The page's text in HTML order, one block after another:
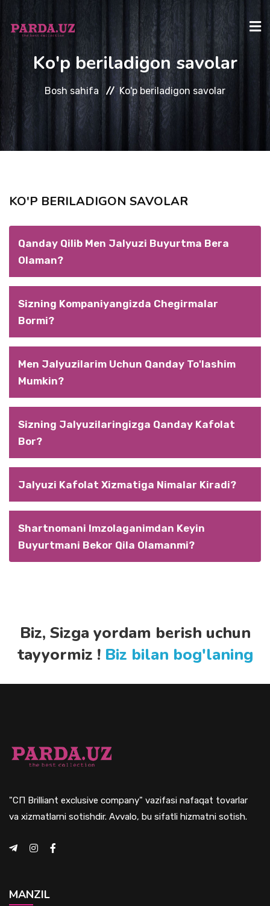
BOSH SAHIFA
BIZ HAQIMIZDA
SAVOLLAR
TILLAR
ARIZA QOLDIRISH
Ko'p beriladigon savolar
Bosh sahifa Ko'p beriladigon savolar
KO'P BERILADIGON SAVOLAR
Qanday Qilib Men Jalyuzi Buyurtma Bera
Olaman?
Sizning Kompaniyangizda Chegirmalar
Bormi?
Men Jalyuzilarim Uchun Qanday To'lashim
Mumkin?
Sizning Jalyuzilaringizga Qanday Kafolat
Bor?
Jalyuzi Kafolat Xizmatiga Nimalar Kiradi?
Shartnomani Imzolaganimdan Keyin
Buyurtmani Bekor Qila Olamanmi?
Biz, Sizga yordam berish uchun
tayyormiz !Biz bilan bog'laning
"СП Brilliant exclusive company" vazifasi nafaqat tovarlar
va xizmatlarni sotishdir. Avvalo, bu sifatli hizmatni sotish.
MANZIL